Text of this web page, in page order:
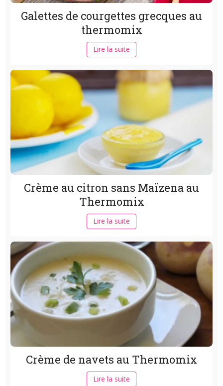
Galettes de courgettes grecques au
thermomix
Lire la suite
Crème au citron sans Maïzena au
Thermomix
Lire la suite
Crème de navets au Thermomix
Lire la suite